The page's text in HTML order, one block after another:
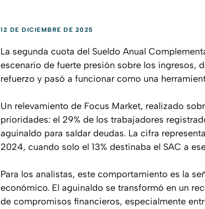
12 DE DICIEMBRE DE 2025
La segunda cuota del Sueldo Anual
escenario de fuerte presión sobre los ingresos,
refuerzo y pasó a funcionar como una
Un relevamiento de Focus Market, realizado
prioridades: el 29% de los trabajadores
aguinaldo para saldar deudas. La cifra
2024, cuando solo el 13% destinaba el SAC a
Para los analistas, este comportamiento es la
económico. El aguinaldo se transformó en un
de compromisos financieros, especialmente